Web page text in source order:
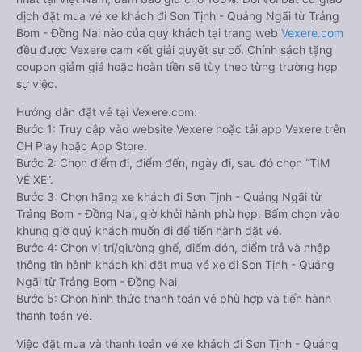
dịch đặt mua vé xe khách đi Sơn Tịnh - Quảng Ngãi từ Trảng
Bom - Đồng Nai nào của quý khách tại trang web Vexere.com
đều được Vexere cam kết giải quyết sự cố. Chính sách tặng
coupon giảm giá hoặc hoàn tiền sẽ tùy theo từng trường hợp
sự việc.
Hướng dẫn đặt vé tại Vexere.com:
Bước 1: Truy cập vào website Vexere hoặc tải app Vexere trên
CH Play hoặc App Store.
Bước 2: Chọn điểm đi, điểm đến, ngày đi, sau đó chọn “TÌM
VÉ XE”.
Bước 3: Chọn hãng xe khách đi Sơn Tịnh - Quảng Ngãi từ
Trảng Bom - Đồng Nai, giờ khởi hành phù hợp. Bấm chọn vào
khung giờ quý khách muốn đi để tiến hành đặt vé.
Bước 4: Chọn vị trí/giường ghế, điểm đón, điểm trả và nhập
thông tin hành khách khi đặt mua vé xe đi Sơn Tịnh - Quảng
Ngãi từ Trảng Bom - Đồng Nai
Bước 5: Chọn hình thức thanh toán vé phù hợp và tiến hành
thanh toán vé.
Việc đặt mua và thanh toán vé xe khách đi Sơn Tịnh - Quảng